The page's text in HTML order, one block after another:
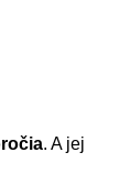
. A jej